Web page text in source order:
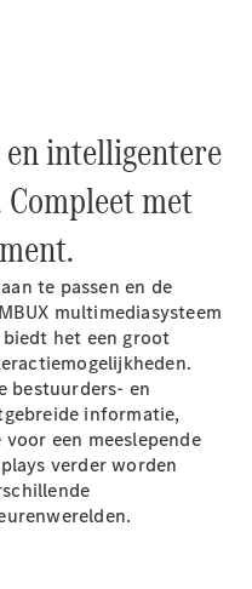
intelligentere
met
te passen en de
multimediasysteem
het een groot
bestuurders- en
informatie,
een meeslepende
verder worden